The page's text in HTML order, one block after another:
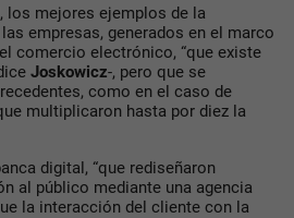
, los mejores ejemplos de la
empresas, generados en el marco
comercio electrónico, “que existe
Joskowicz-, pero que se
como en el caso de
multiplicaron hasta por diez la
digital, “que rediseñaron
al público mediante una agencia
la interacción del cliente con la